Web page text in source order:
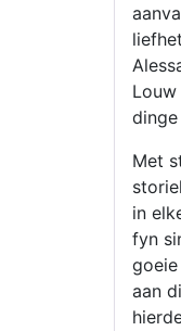
Louw
Met
in
fyn
aan